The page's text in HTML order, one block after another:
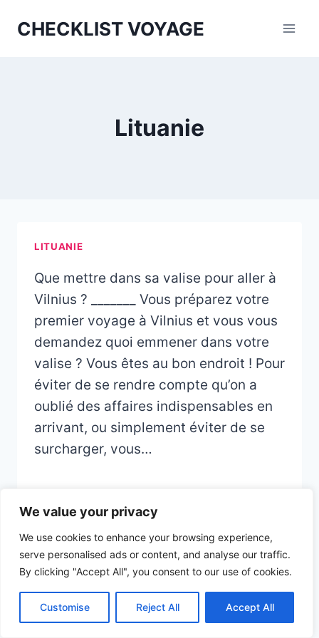
We value your privacy
We use cookies to enhance your browsing experience,
serve personalised ads or content, and analyse our traffic.
By clicking "Accept All", you consent to our use of cookies.
Customise Reject All Accept All
CHECKLIST VOYAGE
Lituanie
LITUANIE
Que mettre dans sa valise pour aller à
Vilnius ? _______ Vous préparez votre
premier voyage à Vilnius et vous vous
demandez quoi emmener dans votre
valise ? Vous êtes au bon endroit ! Pour
éviter de se rendre compte qu’on a
oublié des affaires indispensables en
arrivant, ou simplement éviter de se
surcharger, vous…
© 2026 CHECKLIST VOYAGE - Thème
WordPress parKadence WP